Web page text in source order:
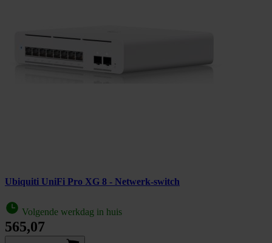
Ubiquiti UniFi Pro XG 8 - Netwerk-switch
Volgende werkdag in huis
565,07